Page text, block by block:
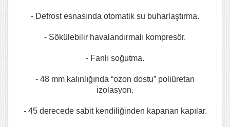
- Defrost esnasında otomatik su buharlaştırma.
- Sökülebilir havalandırmalı kompresör.
- Fanlı soğutma.
- 48 mm kalınlığında “ozon dostu” poliüretan
izolasyon.
- 45 derecede sabit kendiliğinden kapanan kapılar.